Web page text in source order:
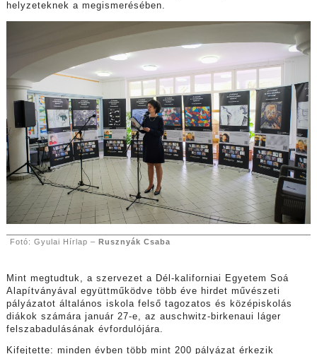
helyzeteknek a megismerésében.
Fotó: Gyulai Hírlap – Rusznyák Csaba
Mint megtudtuk, a szervezet a Dél-kaliforniai Egyetem Soá
Alapítványával együttműködve több éve hirdet művészeti
pályázatot általános iskola felső tagozatos és középiskolás
diákok számára január 27-e, az auschwitz-birkenaui láger
felszabadulásának évfordulójára.
Kifejtette: minden évben több mint 200 pályázat érkezik